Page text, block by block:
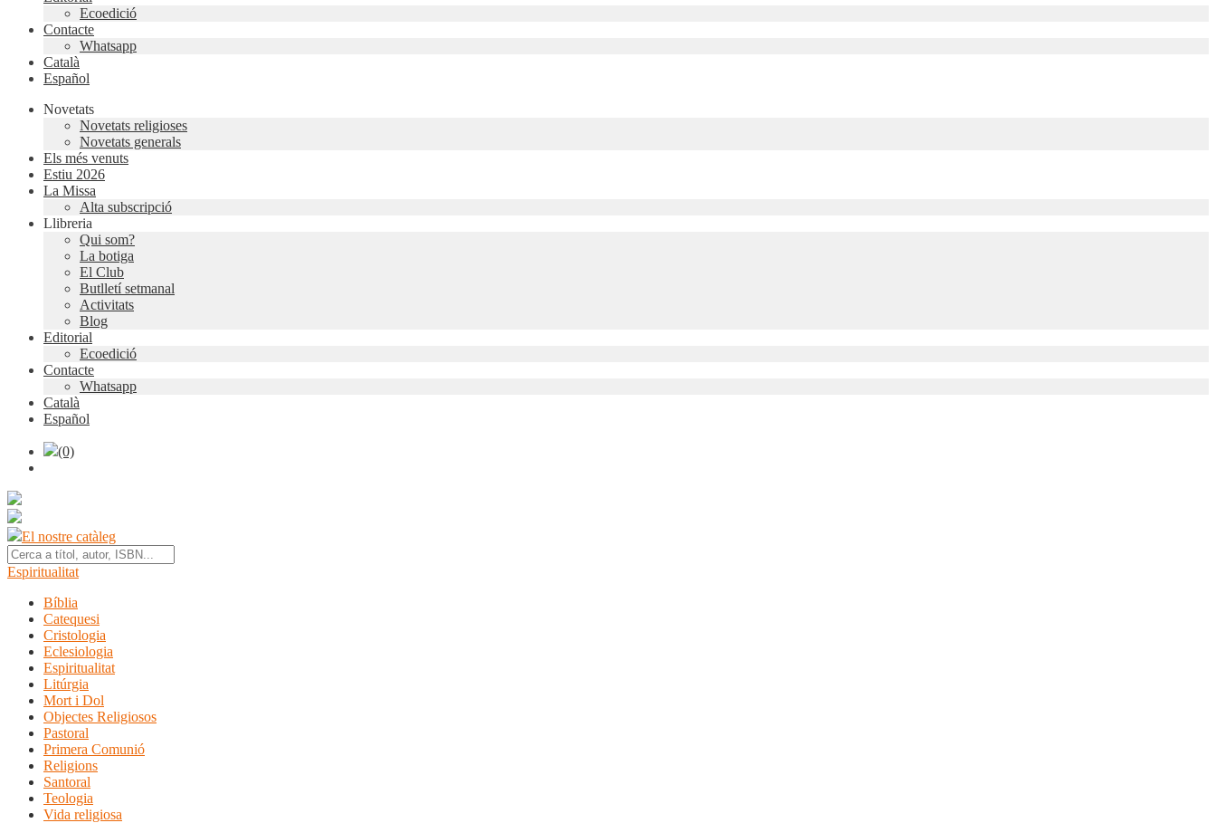
Ecoedició
Contacte
Whatsapp
Català
Español
Novetats
Novetats religioses
Novetats generals
Els més venuts
Estiu 2026
La Missa
Alta subscripció
Llibreria
Qui som?
La botiga
El Club
Butlletí setmanal
Activitats
Blog
Editorial
Ecoedició
Contacte
Whatsapp
Català
Español
(0)
El nostre catàleg
Espiritualitat
Bíblia
Catequesi
Cristologia
Eclesiologia
Espiritualitat
Litúrgia
Mort i Dol
Objectes Religiosos
Pastoral
Primera Comunió
Religions
Santoral
Teologia
Vida religiosa